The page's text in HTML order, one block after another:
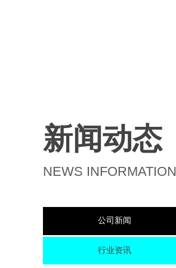
新闻动态
NEWS INFORMATION
公司新闻
行业资讯